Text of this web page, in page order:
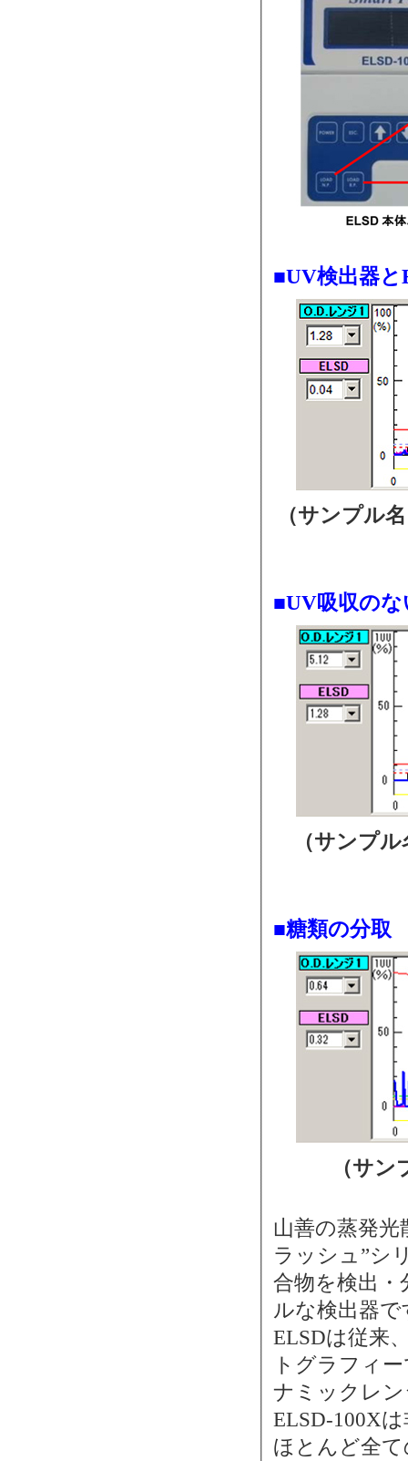
■UV検出器と
（サンプル
■UV吸収の
（サンプ
■糖類の分取
（サ
山善の蒸発光
ラッシュ”シ
合物を検出
ルな検出器で
ELSDは従来
トグラフィ
ナミックレ
ELSD-100X
ほとんど全て